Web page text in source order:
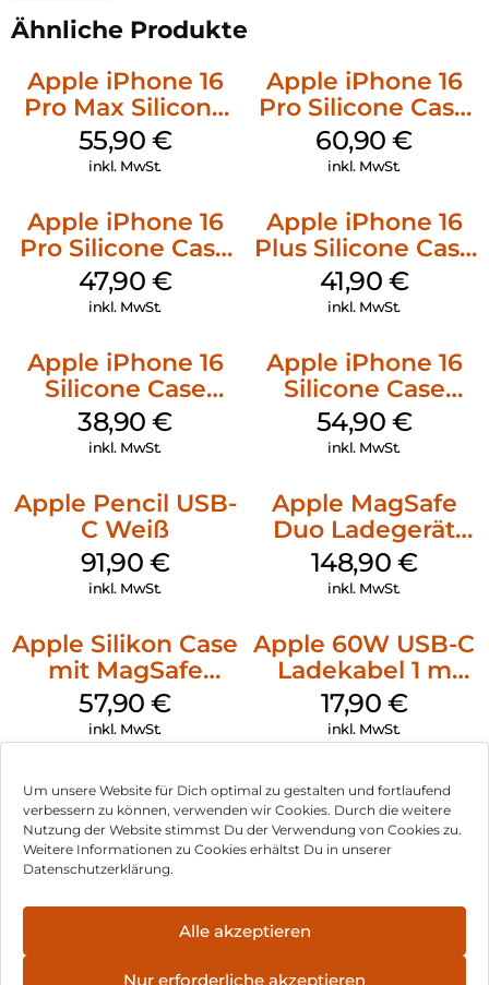
Um unsere Website für Dich optimal zu gestalten und fortlaufend
verbessern zu können, verwenden wir Cookies. Durch die weitere
Nutzung der Website stimmst Du der Verwendung von Cookies zu.
Weitere Informationen zu Cookies erhältst Du in unserer
Datenschutzerklärung.
Alle akzeptieren
Nur erforderliche akzeptieren
Ähnliche Produkte
Apple iPhone 16
Pro Max Silicone
Case MagSafe
Stone Gray
55,90 €
inkl. MwSt.
Apple iPhone 16
Pro Silicone Case
MagSafe Stone
Gray
60,90€
inkl. MwSt.
Apple iPhone 16
Pro Silicone Case
MagSafe Denim
47,90 €
inkl. MwSt.
Apple iPhone 16
Plus Silicone Case
MagSafe Stone
Gray
41,90 €
inkl. MwSt.
Apple iPhone 16
Silicone Case
MagSafe
Ultramarine
38,90€
inkl. MwSt.
Apple iPhone 16
Silicone Case
MagSafe Black
54,90 €
inkl. MwSt.
Apple Pencil USB-
C Weiß
91,90 €
inkl. MwSt.
Apple MagSafe
Duo Ladegerät
Weiß
148,90 €
inkl. MwSt.
Apple Silikon Case
mit MagSafe
iPhone 14 Pro
(PRODUCT)RED
57,90€
inkl. MwSt.
Apple 60W USB-C
Ladekabel 1 m
Weiß
17,90 €
inkl. MwSt.
Impressum